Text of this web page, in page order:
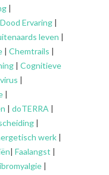
|
Ervaring |
leven |
| Chemtrails |
| Cognitieve
|
|
| doTERRA |
|
werk |
| Faalangst |
|